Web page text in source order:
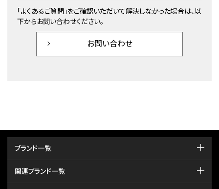
「よくあるご質問」をご確認いただいて解決しなかった場合は、以
下からお問い合わせください。
お問い合わせ
ブランド一覧
関連ブランド一覧